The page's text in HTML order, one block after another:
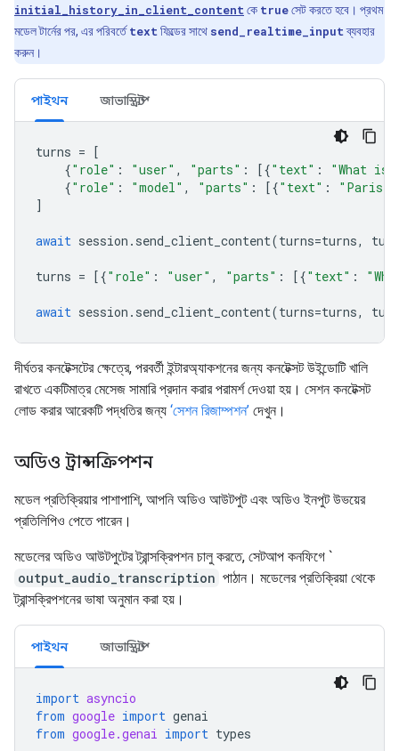
initial_history_in_client_content কে trueসেট করতে হবে। প্রথম
মডেল টার্নের পর, এর পরিবর্তেtext ফিল্ডের সাথে send_realtime_inputব্যবহার
করুন।
পাইথন জাভাস্ক্রিপ্ট
turns = [
{"role" : "user" , "parts" : [{"text" :
"What is
{"role" : "model" , "parts" : [{"text" : "Paris"
]
await session . send_client_content(turns=turns,
turns = [{"role" : "user" , "parts" : [{"text" :
await session . send_client_content(turns=turns,
দীর্ঘতর কনটেক্সটের ক্ষেত্রে, পরবর্তী ইন্টারঅ্যাকশনের জন্য কনটেক্সট উইন্ডোটি খালি
রাখতে একটিমাত্র মেসেজ সামারি প্রদান করার পরামর্শ দেওয়া হয়। সেশন কনটেক্সট
লোড করার আরেকটি পদ্ধতির জন্য ‘সেশন রিজাম্পশন’ দেখুন।
অডিও ট্রান্সক্রিপশন
মডেল প্রতিক্রিয়ার পাশাপাশি, আপনি অডিও আউটপুট এবং অডিও ইনপুট উভয়ের
প্রতিলিপিও পেতে পারেন।
মডেলের অডিও আউটপুটের ট্রান্সক্রিপশন চালু করতে, সেটআপ কনফিগে `
output_audio_transcription পাঠান। মডেলের প্রতিক্রিয়া থেকে
ট্রান্সক্রিপশনের ভাষা অনুমান করা হয়।
পাইথন জাভাস্ক্রিপ্ট
import asyncio
from google import genai
from google.genai import types